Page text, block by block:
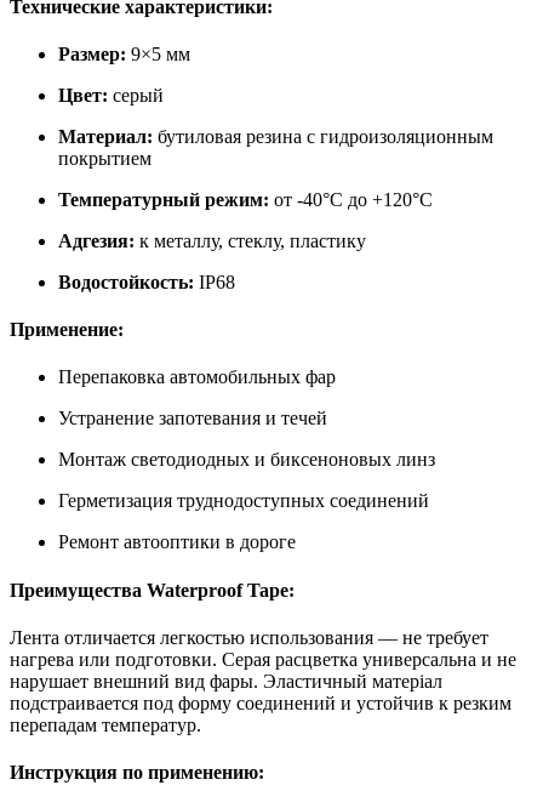
Технические характеристики:
Размер: 9×5 мм
Цвет: серый
Материал: бутиловая резина с гидроизоляционным
покрытием
Температурный режим: от -40°C до +120°C
Адгезия: к металлу, стеклу, пластику
Водостойкость: IP68
Применение:
Перепаковка автомобильных фар
Устранение запотевания и течей
Монтаж светодиодных и биксеноновых линз
Герметизация труднодоступных соединений
Ремонт автооптики в дороге
Преимущества Waterproof Tape:
Лента отличается легкостью использования — не требует
нагрева или подготовки. Серая расцветка универсальна и не
нарушает внешний вид фары. Эластичный матеріал
подстраивается под форму соединений и устойчив к резким
перепадам температур.
Инструкция по применению: